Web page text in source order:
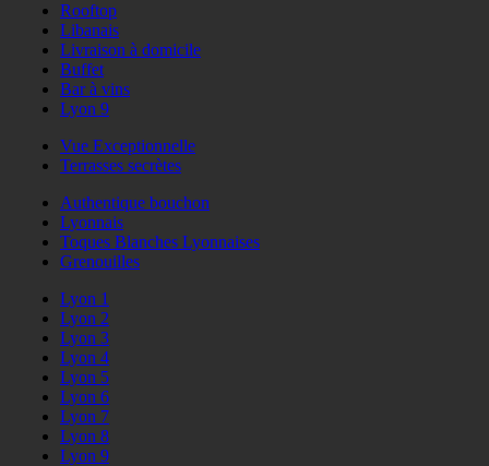
Rooftop
Libanais
Livraison à domicile
Buffet
Bar à vins
Lyon 9
Vue Exceptionnelle
Terrasses secrètes
Authentique bouchon
Lyonnais
Toques Blanches Lyonnaises
Grenouilles
Lyon 1
Lyon 2
Lyon 3
Lyon 4
Lyon 5
Lyon 6
Lyon 7
Lyon 8
Lyon 9